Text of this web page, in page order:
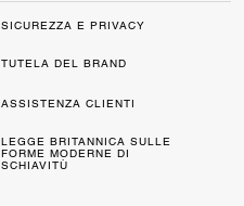
SICUREZZA E PRIVACY
TUTELA DEL BRAND
ASSISTENZA CLIENTI
LEGGE BRITANNICA SULLE
FORME MODERNE DI
SCHIAVITÙ